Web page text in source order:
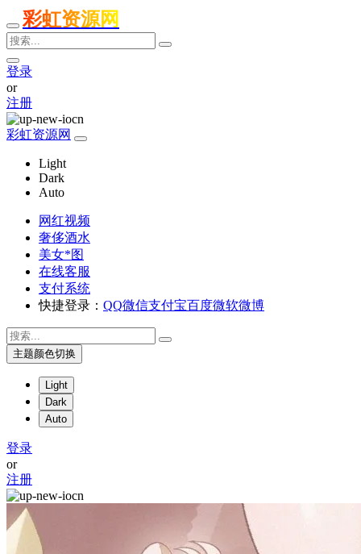
彩虹资源网
登录
or
注册
彩虹资源网
Light
Dark
Auto
网红视频
奢侈酒水
美女*图
在线客服
支付系统
快捷登录： QQ微信支付宝百度微软微博
主题颜色切换
Light
Dark
Auto
登录
or
注册